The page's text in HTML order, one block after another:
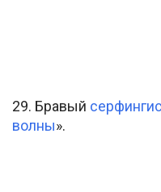
29. Бравый
волны».